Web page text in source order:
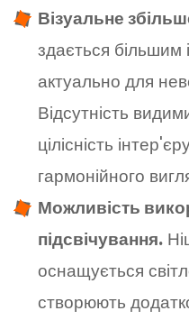
Візуальне
здається
актуально для
Відсутність
цілісність
гармонійного
Можливість
підсвічування.
оснащується
створюють